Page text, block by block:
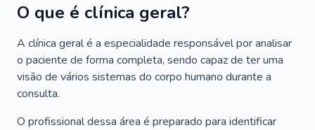
O que é clínica geral?
A clínica geral é a especialidade responsável por analisar
o paciente de forma completa, sendo capaz de ter uma
visão de vários sistemas do corpo humano durante a
consulta.
O profissional dessa área é preparado para identificar